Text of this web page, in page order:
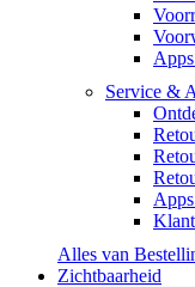
Service &
Alles van
Zichtbaarheid